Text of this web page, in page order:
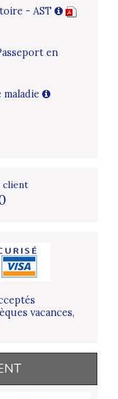
- AST
en
client
vacances,